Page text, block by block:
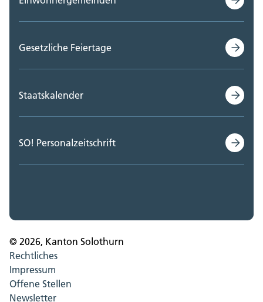
Gesetzliche Feiertage
Staatskalender
SO! Personalzeitschrift
© 2026, Kanton Solothurn
Rechtliches
Impressum
Offene Stellen
Newsletter